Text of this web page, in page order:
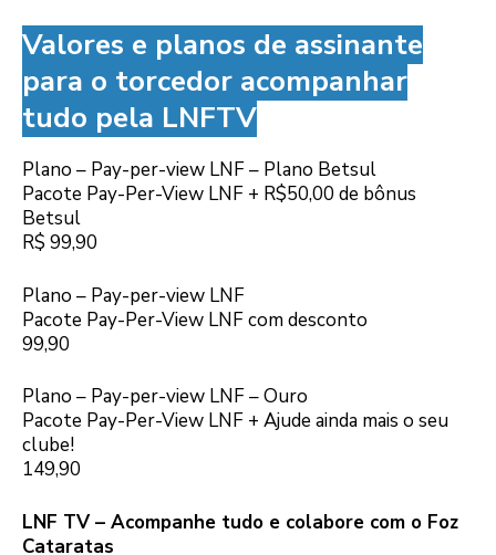
Valores e planos de assinante
para o torcedor acompanhar
tudo pela LNFTV
Plano – Pay-per-view LNF – Plano Betsul
Pacote Pay-Per-View LNF + R$50,00 de bônus
Betsul
R$ 99,90
Plano – Pay-per-view LNF
Pacote Pay-Per-View LNF com desconto
99,90
Plano – Pay-per-view LNF – Ouro
Pacote Pay-Per-View LNF + Ajude ainda mais o seu
clube!
149,90
LNF TV – Acompanhe tudo e colabore com o Foz
Cataratas